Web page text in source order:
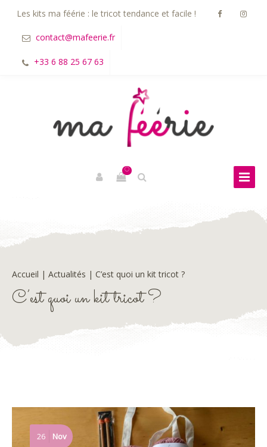
Les kits ma féérie : le tricot tendance et facile !
contact@mafeerie.fr
+33 6 88 25 67 63
0
Accueil | Actualités | C’est quoi un kit tricot ?
C’est quoi un kit tricot ?
26 Nov